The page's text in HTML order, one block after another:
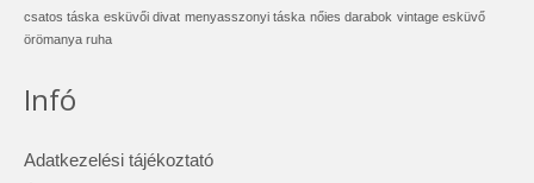
csatos táska esküvői divat menyasszonyi táska nőies darabok vintage esküvő
örömanya ruha
Infó
Adatkezelési tájékoztató